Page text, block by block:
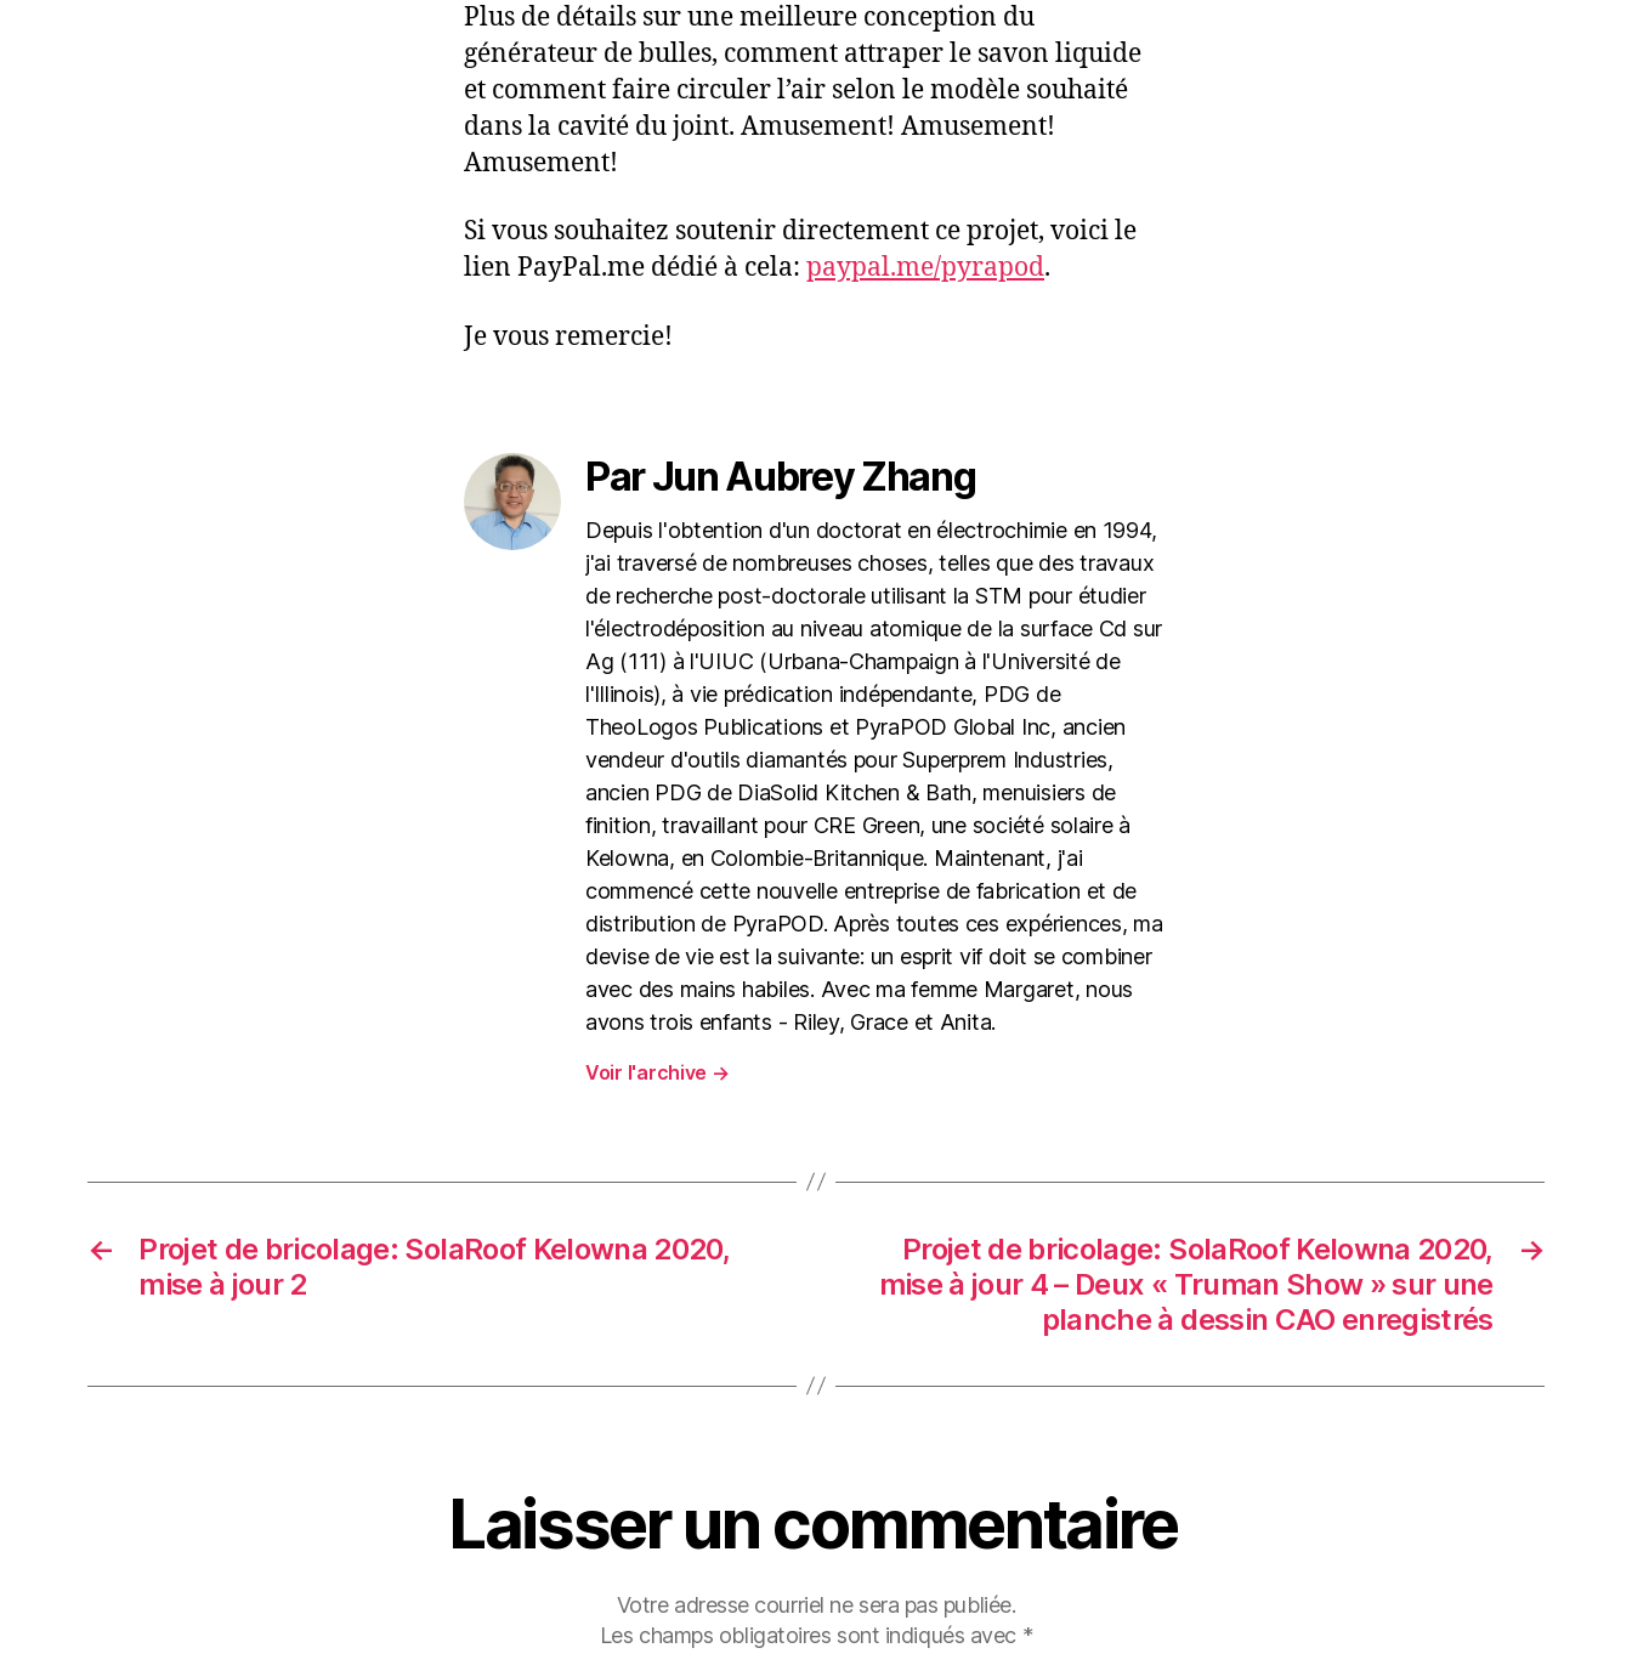
Plus de détails sur une meilleure conception du
générateur de bulles, comment attraper le savon liquide
et comment faire circuler l’air selon le modèle souhaité
dans la cavité du joint. Amusement! Amusement!
Amusement!
Si vous souhaitez soutenir directement ce projet, voici le
lien PayPal.me dédié à cela: paypal.me/pyrapod.
Je vous remercie!
Par Jun Aubrey Zhang
Depuis l'obtention d'un doctorat en électrochimie en 1994,
j'ai traversé de nombreuses choses, telles que des travaux
de recherche post-doctorale utilisant la STM pour étudier
l'électrodéposition au niveau atomique de la surface Cd sur
Ag (111) à l'UIUC (Urbana-Champaign à l'Université de
l'Illinois), à vie prédication indépendante, PDG de
TheoLogos Publications et PyraPOD Global Inc, ancien
vendeur d'outils diamantés pour Superprem Industries,
ancien PDG de DiaSolid Kitchen & Bath, menuisiers de
finition, travaillant pour CRE Green, une société solaire à
Kelowna, en Colombie-Britannique. Maintenant, j'ai
commencé cette nouvelle entreprise de fabrication et de
distribution de PyraPOD. Après toutes ces expériences, ma
devise de vie est la suivante: un esprit vif doit se combiner
avec des mains habiles. Avec ma femme Margaret, nous
avons trois enfants - Riley, Grace et Anita.
Voir l'archive →
←
Projet de bricolage: SolaRoof Kelowna 2020,
mise à jour 2
→
Projet de bricolage: SolaRoof Kelowna 2020,
mise à jour 4 – Deux « Truman Show » sur une
planche à dessin CAO enregistrés
Laisser un commentaire
Votre adresse courriel ne sera pas publiée.
Les champs obligatoires sont indiqués avec *